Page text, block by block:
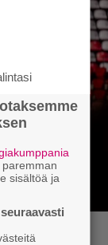
sisältöä ja